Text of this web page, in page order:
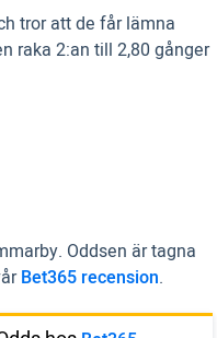
tror att de får lämna
raka 2:an till 2,80 gånger
Oddsen är tagna
Bet365 recension.